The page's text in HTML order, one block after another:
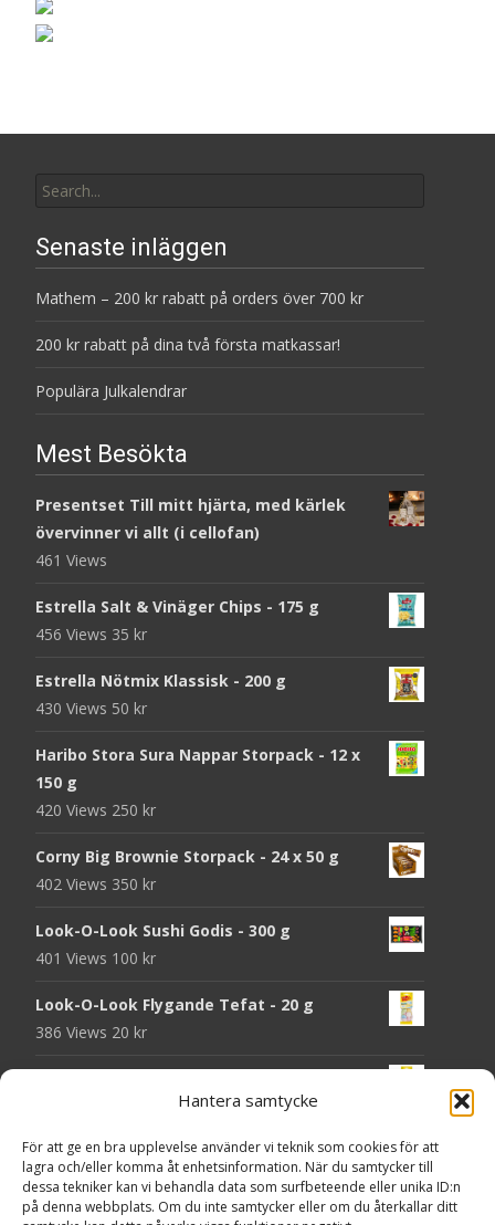
Hantera samtycke
För att ge en bra upplevelse använder vi teknik som cookies för att
lagra och/eller komma åt enhetsinformation. När du samtycker till
dessa tekniker kan vi behandla data som surfbeteende eller unika ID:n
på denna webbplats. Om du inte samtycker eller om du återkallar ditt
for:
Senaste inläggen
Mathem – 200 kr rabatt på orders över 700 kr
200 kr rabatt på dina två första matkassar!
Populära Julkalendrar
Mest Besökta
Presentset Till mitt hjärta, med kärlek
övervinner vi allt (i cellofan)
461 Views
Estrella Salt & Vinäger Chips - 175 g
456 Views 35 kr
Estrella Nötmix Klassisk - 200 g
430 Views 50 kr
Haribo Stora Sura Nappar Storpack - 12 x
150 g
420 Views 250 kr
Corny Big Brownie Storpack - 24 x 50 g
402 Views 350 kr
Look-O-Look Sushi Godis - 300 g
401 Views 100 kr
Look-O-Look Flygande Tefat - 20 g
386 Views 20 kr
Haribo Starmix - 170 g
376 Views25kr